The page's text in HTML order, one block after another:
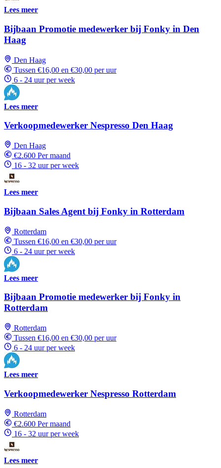
Lees meer
Bijbaan Promotie medewerker bij Fonky in Den
Haag
Den Haag
Tussen €16,00 en €30,00 per uur
6 - 24 uur per week
Lees meer
Verkoopmedewerker Nespresso Den Haag
Den Haag
€2.600 Per maand
16 - 32 uur per week
Lees meer
Bijbaan Sales Agent bij Fonky in Rotterdam
Rotterdam
Tussen €16,00 en €30,00 per uur
6 - 24 uur per week
Lees meer
Bijbaan Promotie medewerker bij Fonky in
Rotterdam
Rotterdam
Tussen €16,00 en €30,00 per uur
6 - 24 uur per week
Lees meer
Verkoopmedewerker Nespresso Rotterdam
Rotterdam
€2.600 Per maand
16 - 32 uur per week
Lees meer